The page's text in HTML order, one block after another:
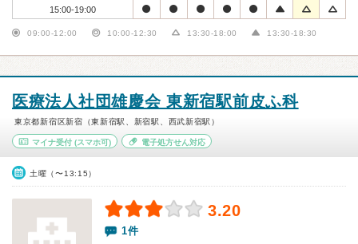
15:00-19:00
09:00-12:00 10:00-12:30 13:30-18:00 13:30-18:30
医療法人社団雄慶会 東新宿駅前皮ふ科
東京都新宿区新宿（東新宿駅、新宿駅、西武新宿駅）
マイナ受付 (スマホ可) 電子処方せん対応
土曜（〜13:15）
3.20
1件